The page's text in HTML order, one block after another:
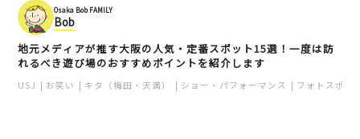
Osaka Bob FAMILY
Bob
地元メディアが推す大阪の人気・定番スポット15選！一度は訪
れるべき遊び場のおすすめポイントを紹介します
USJ お笑い キタ（梅田・天満） ショー・パフォーマンス フォトスポッ